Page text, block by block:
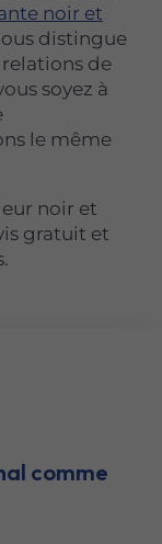
noir et
distingue
de
soyez à
le même
noir et
gratuit et
comme